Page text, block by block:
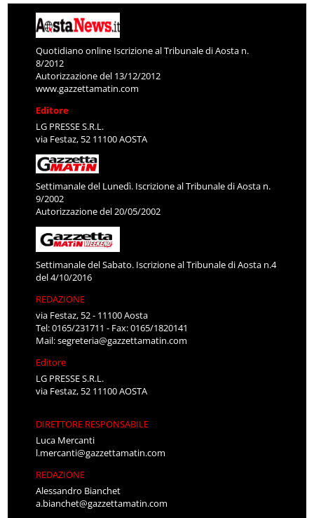
Quotidiano online Iscrizione al Tribunale di Aosta n.
8/2012
Autorizzazione del 13/12/2012
www.gazzettamatin.com
Editore
LG PRESSE S.R.L.
via Festaz, 52 11100 AOSTA
Settimanale del Lunedì. Iscrizione al Tribunale di Aosta n.
9/2002
Autorizzazione del 20/05/2002
Settimanale del Sabato. Iscrizione al Tribunale di Aosta n.4
del 4/10/2016
REDAZIONE
via Festaz, 52 - 11100 Aosta
Tel: 0165/231711 - Fax: 0165/1820141
Mail:segreteria@gazzettamatin.com
Editore
LG PRESSE S.R.L.
via Festaz, 52 11100 AOSTA
DIRETTORE RESPONSABILE
Luca Mercanti
l.mercanti@gazzettamatin.com
REDAZIONE
Alessandro Bianchet
a.bianchet@gazzettamatin.com